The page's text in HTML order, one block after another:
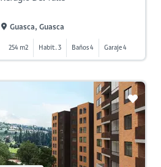
Guasca, Guasca
254 m2 Habit. 3 Baños 4 Garaje 4